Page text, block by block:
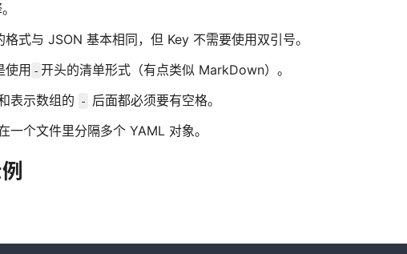
格式与 JSON 基本相同，但 Key 不需要使用双引号。
使用 - 开头的清单形式（有点类似 MarkDown）。
表示数组的 -
后面都必须要有空格。
一个文件里分隔多个 YAML 对象。